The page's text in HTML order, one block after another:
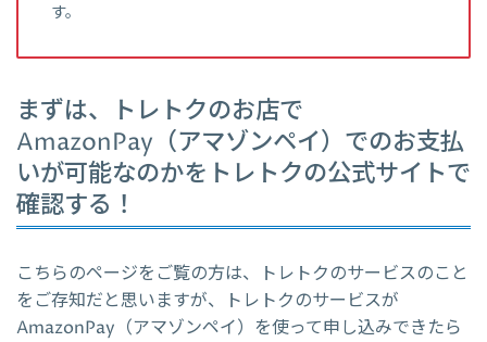
す。
まずは、トレトクのお店で
AmazonPay（アマゾンペイ）でのお支払
いが可能なのかをトレトクの公式サイトで
確認する！
こちらのページをご覧の方は、トレトクのサービスのこと
をご存知だと思いますが、トレトクのサービスが
AmazonPay（アマゾンペイ）を使って申し込みできたら